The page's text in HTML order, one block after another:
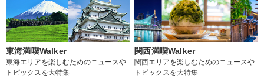
東海満喫Walker
東海エリアを楽しむためのニュースや
トピックスを大特集
関西満喫Walker
関西エリアを楽しむためのニュースや
トピックスを大特集